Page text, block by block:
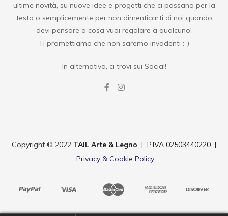
ultime novità, su nuove idee e progetti che ci passano per la
testa o semplicemente per non dimenticarti di noi quando
devi pensare a cosa vuoi regalare a qualcuno!
Ti promettiamo che non saremo invadenti :-)
In alternativa, ci trovi sui Social!
Copyright © 2022 TAIL Arte & Legno | P.IVA 02503440220 |
Privacy & Cookie Policy